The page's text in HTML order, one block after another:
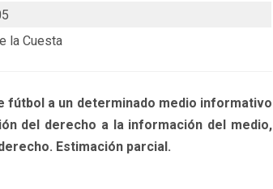
la Cuesta
fútbol a un determinado medio informativo
del derecho a la información del medio,
Estimación parcial.